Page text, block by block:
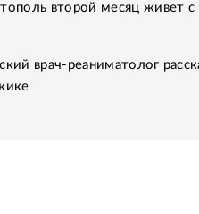
второй месяц живет с
врач-реаниматолог